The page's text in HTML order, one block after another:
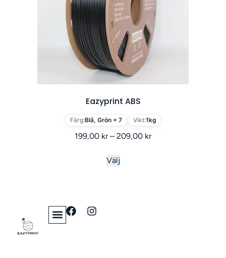
Eazyprint ABS
Färg:Blå, Grön + 7 Vikt:1kg
199,00 kr – 209,00 kr
Välj